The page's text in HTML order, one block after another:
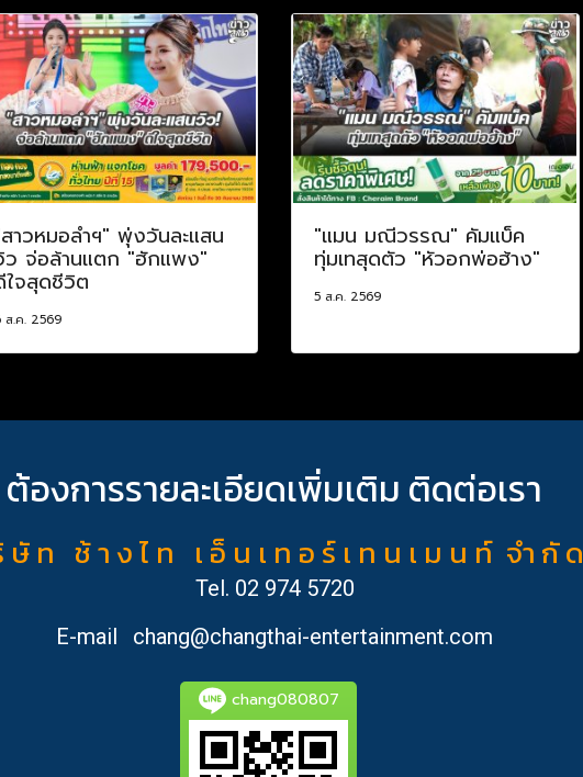
าวหมอลำฯ" พุ่งวันละแสน
ว จ่อล้านแตก "ฮักแพง"
ใจสุดชีวิต
ส.ค. 2569
"แมน มณีวรรณ" คัมแบ็ค
ทุ่มเทสุดตัว "หัวอกพ่อฮ้าง"
5 ส.ค. 2569
ต้องการรายละเอียดเพิ่มเติม ติดต่อเรา
ษั ท ช้ า ง ไ ท เ อ็ น เ ท อ ร์ เ ท น เ ม น ท์ จำ กั ด
Tel. 02 974 5720
E-mail
chang@changthai-entertainment.com
chang080807